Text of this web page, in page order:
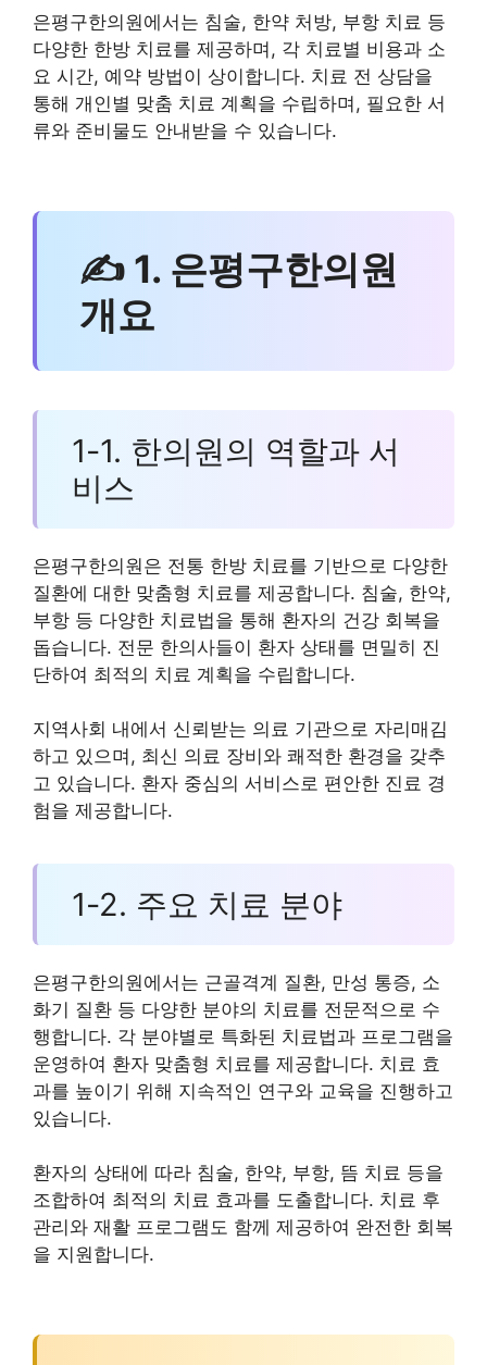
은평구한의원에서는 침술, 한약 처방, 부항 치료 등
다양한 한방 치료를 제공하며, 각 치료별 비용과 소
요 시간, 예약 방법이 상이합니다. 치료 전 상담을
통해 개인별 맞춤 치료 계획을 수립하며, 필요한 서
류와 준비물도 안내받을 수 있습니다.
✍ 1. 은평구한의원
개요
1-1. 한의원의 역할과 서
비스
은평구한의원은 전통 한방 치료를 기반으로 다양한
질환에 대한 맞춤형 치료를 제공합니다. 침술, 한약,
부항 등 다양한 치료법을 통해 환자의 건강 회복을
돕습니다. 전문 한의사들이 환자 상태를 면밀히 진
단하여 최적의 치료 계획을 수립합니다.
지역사회 내에서 신뢰받는 의료 기관으로 자리매김
하고 있으며, 최신 의료 장비와 쾌적한 환경을 갖추
고 있습니다. 환자 중심의 서비스로 편안한 진료 경
험을 제공합니다.
1-2. 주요 치료 분야
은평구한의원에서는 근골격계 질환, 만성 통증, 소
화기 질환 등 다양한 분야의 치료를 전문적으로 수
행합니다. 각 분야별로 특화된 치료법과 프로그램을
운영하여 환자 맞춤형 치료를 제공합니다. 치료 효
과를 높이기 위해 지속적인 연구와 교육을 진행하고
있습니다.
환자의 상태에 따라 침술, 한약, 부항, 뜸 치료 등을
조합하여 최적의 치료 효과를 도출합니다. 치료 후
관리와 재활 프로그램도 함께 제공하여 완전한 회복
을 지원합니다.